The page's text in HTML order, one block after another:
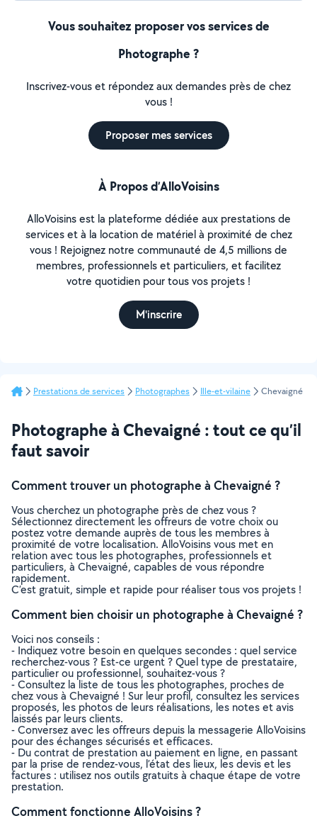
Vous souhaitez proposer vos services de
Photographe ?
Inscrivez-vous et répondez aux demandes près de chez
vous !
Proposer mes services
À Propos d’AlloVoisins
AlloVoisins est la plateforme dédiée aux prestations de
services et à la location de matériel à proximité de chez
vous ! Rejoignez notre communauté de 4,5 millions de
membres, professionnels et particuliers, et facilitez
votre quotidien pour tous vos projets !
M'inscrire
Prestations de services Photographes Ille-et-vilaine Chevaigné
Photographe à Chevaigné : tout ce qu’il
faut savoir
Comment trouver un photographe à Chevaigné ?
Vous cherchez un photographe près de chez vous ?
Sélectionnez directement les offreurs de votre choix ou
postez votre demande auprès de tous les membres à
proximité de votre localisation. AlloVoisins vous met en
relation avec tous les photographes, professionnels et
particuliers, à Chevaigné, capables de vous répondre
rapidement.
C’est gratuit, simple et rapide pour réaliser tous vos projets !
Comment bien choisir un photographe à Chevaigné ?
Voici nos conseils :
- Indiquez votre besoin en quelques secondes : quel service
recherchez-vous ? Est-ce urgent ? Quel type de prestataire,
particulier ou professionnel, souhaitez-vous ?
- Consultez la liste de tous les photographes, proches de
chez vous à Chevaigné ! Sur leur profil, consultez les services
proposés, les photos de leurs réalisations, les notes et avis
laissés par leurs clients.
- Conversez avec les offreurs depuis la messagerie AlloVoisins
pour des échanges sécurisés et efficaces.
- Du contrat de prestation au paiement en ligne, en passant
par la prise de rendez-vous, l’état des lieux, les devis et les
factures : utilisez nos outils gratuits à chaque étape de votre
prestation.
Comment fonctionne AlloVoisins ?